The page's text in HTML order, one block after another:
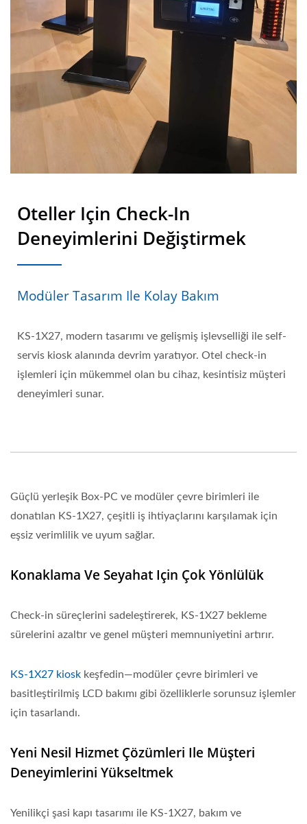
Oteller Için Check-In
Deneyimlerini Değiştirmek
Modüler Tasarım Ile Kolay Bakım
KS-1X27, modern tasarımı ve gelişmiş işlevselliği ile self-
servis kiosk alanında devrim yaratıyor. Otel check-in
işlemleri için mükemmel olan bu cihaz, kesintisiz müşteri
deneyimleri sunar.
Güçlü yerleşik Box-PC ve modüler çevre birimleri ile
donatılan KS-1X27, çeşitli iş ihtiyaçlarını karşılamak için
eşsiz verimlilik ve uyum sağlar.
Konaklama Ve Seyahat Için Çok Yönlülük
Check-in süreçlerini sadeleştirerek, KS-1X27 bekleme
sürelerini azaltır ve genel müşteri memnuniyetini artırır.
KS-1X27 kiosk keşfedin—modüler çevre birimleri ve
basitleştirilmiş LCD bakımı gibi özelliklerle sorunsuz işlemler
için tasarlandı.
Yeni Nesil Hizmet Çözümleri Ile Müşteri
Deneyimlerini Yükseltmek
Yenilikçi şasi kapı tasarımı ile KS-1X27, bakım ve